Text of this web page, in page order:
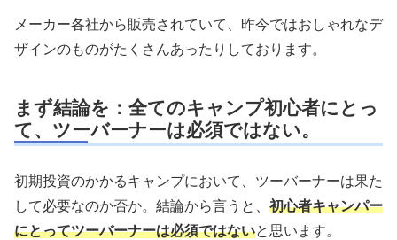
メーカー各社から販売されていて、昨今ではおしゃれなデ
ザインのものがたくさんあったりしております。
まず結論を：全てのキャンプ初心者にとっ
て、ツーバーナーは必須ではない。
初期投資のかかるキャンプにおいて、ツーバーナーは果た
して必要なのか否か。結論から言うと、 初心者キャンパー
にとってツーバーナーは必須ではないと思います。